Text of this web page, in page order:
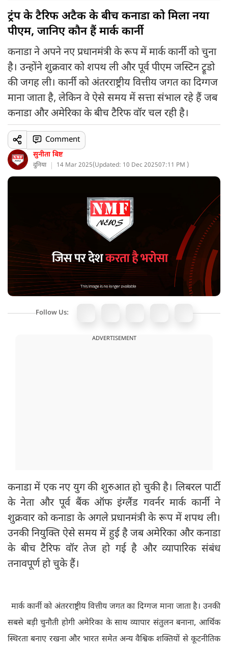
ट्रंप के टैरिफ अटैक के बीच कनाडा को मिला नया
पीएम, जानिए कौन हैं मार्क कार्नी
कनाडा ने अपने नए प्रधानमंत्री के रूप में मार्क कार्नी को चुना
है। उन्होंने शुक्रवार को शपथ ली और पूर्व पीएम जस्टिन ट्रूडो
की जगह ली। कार्नी को अंतरराष्ट्रीय वित्तीय जगत का दिग्गज
माना जाता है, लेकिन वे ऐसे समय में सत्ता संभाल रहे हैं जब
कनाडा और अमेरिका के बीच टैरिफ वॉर चल रही है।
सुनीता बिष्ट
दुनिया 14 Mar 2025(Updated: 10 Dec 202507:11 PM )
Comment
Follow Us:
ADVERTISEMENT
कनाडा में एक नए युग की शुरुआत हो चुकी है। लिबरल पार्टी
के नेता और पूर्व बैंक ऑफ इंग्लैंड गवर्नर मार्क कार्नी ने
शुक्रवार को कनाडा के अगले प्रधानमंत्री के रूप में शपथ ली।
उनकी नियुक्ति ऐसे समय में हुई है जब अमेरिका और कनाडा
के बीच टैरिफ वॉर तेज हो गई है और व्यापारिक संबंध
तनावपूर्ण हो चुके हैं।
मार्क कार्नी को अंतरराष्ट्रीय वित्तीय जगत का दिग्गज माना जाता है। उनकी
सबसे बड़ी चुनौती होगी अमेरिका के साथ व्यापार संतुलन बनाना, आर्थिक
स्थिरता बनाए रखना और भारत समेत अन्य वैश्विक शक्तियों से कूटनीतिक